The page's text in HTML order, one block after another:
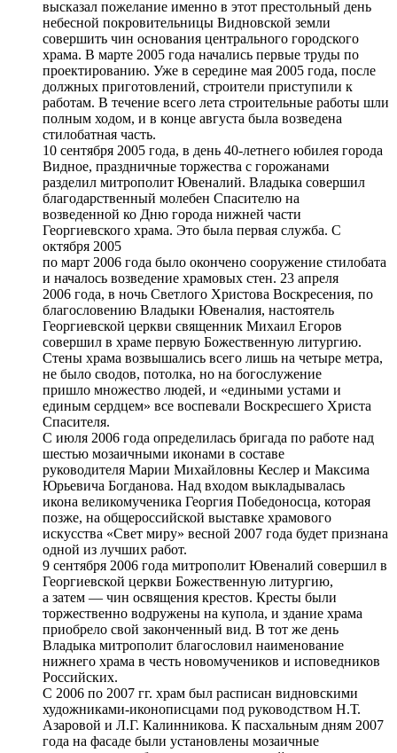
высказал пожелание именно в этот престольный день
небесной покровительницы Видновской земли
совершить чин основания центрального городского
храма. В марте 2005 года начались первые труды по
проектированию. Уже в середине мая 2005 года, после
должных приготовлений, строители приступили к
работам. В течение всего лета строительные работы шли
полным ходом, и в конце августа была возведена
стилобатная часть.
10 сентября 2005 года, в день 40-летнего юбилея города
Видное, праздничные торжества с горожанами
разделил митрополит Ювеналий. Владыка совершил
благодарственный молебен Спасителю на
возведенной ко Дню города нижней части
Георгиевского храма. Это была первая служба. С
октября 2005
по март 2006 года было окончено сооружение стилобата
и началось возведение храмовых стен. 23 апреля
2006 года, в ночь Светлого Христова Воскресения, по
благословению Владыки Ювеналия, настоятель
Георгиевской церкви священник Михаил Егоров
совершил в храме первую Божественную литургию.
Стены храма возвышались всего лишь на четыре метра,
не было сводов, потолка, но на богослужение
пришло множество людей, и «едиными устами и
единым сердцем» все воспевали Воскресшего Христа
Спасителя.
С июля 2006 года определилась бригада по работе над
шестью мозаичными иконами в составе
руководителя Марии Михайловны Кеслер и Максима
Юрьевича Богданова. Над входом выкладывалась
икона великомученика Георгия Победоносца, которая
позже, на общероссийской выставке храмового
искусства «Свет миру» весной 2007 года будет признана
одной из лучших работ.
9 сентября 2006 года митрополит Ювеналий совершил в
Георгиевской церкви Божественную литургию,
а затем — чин освящения крестов. Кресты были
торжественно водружены на купола, и здание храма
приобрело свой законченный вид. В тот же день
Владыка митрополит благословил наименование
нижнего храма в честь новомучеников и исповедников
Российских.
С 2006 по 2007 гг. храм был расписан видновскими
художниками-иконописцами под руководством Н.Т.
Азаровой и Л.Г. Калинникова. К пасхальным дням 2007
года на фасаде были установлены мозаичные